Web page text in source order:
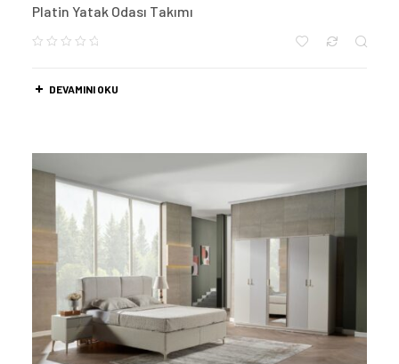
Platin Yatak Odası Takımı
DEVAMINI OKU